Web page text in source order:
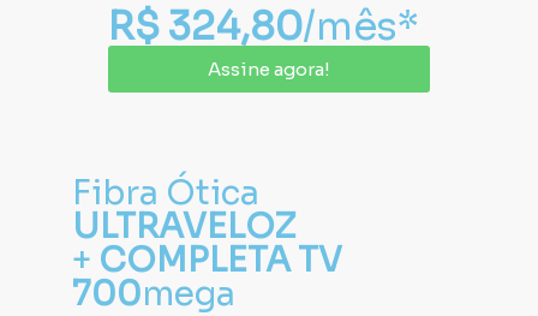
R$ 324,80/mês*
Assine agora!
Fibra Ótica
ULTRAVELOZ
+ COMPLETA TV
700mega